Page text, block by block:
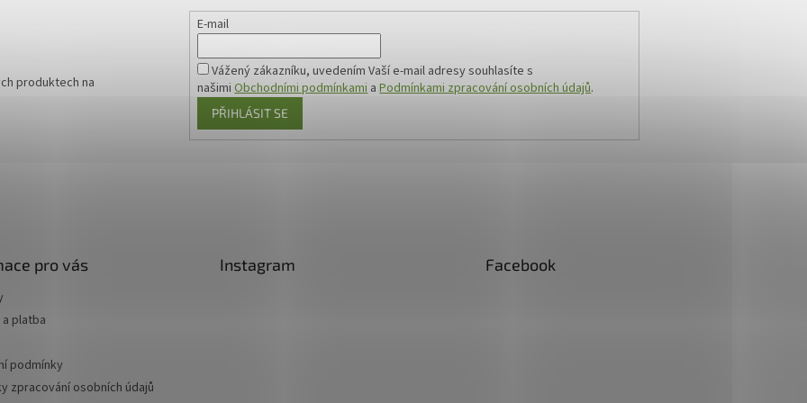
produktech na
E-mail
Vážený zákazníku, uvedením Vaší e-mail adresy souhlasíte s
našimiObchodními podmínkamiaPodmínkami zpracování osobních údajů.
PŘIHLÁSIT SE
pro vás
platba
podmínky
zpracování osobních údajů
Instagram Facebook